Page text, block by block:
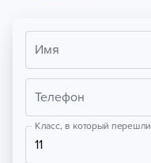
Имя
Телефон
Класс, в который перешли
11